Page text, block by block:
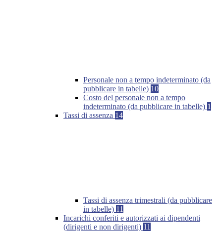
Personale non a tempo indeterminato (da
pubblicare in tabelle) 10
Costo del personale non a tempo
indeterminato (da pubblicare in tabelle) 1
Tassi di assenza 14
Tassi di assenza trimestrali (da pubblicare
in tabelle) 11
Incarichi conferiti e autorizzati ai dipendenti
(dirigenti e non dirigenti) 11